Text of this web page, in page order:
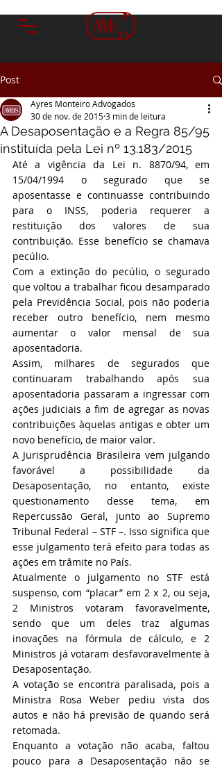
Post
A Desaposentação e a Regra 85/95
instituída pela Lei nº 13.183/2015
Ayres Monteiro Advogados
30 de nov. de 20153 min de leitura
Até a vigência da Lei n. 8870/94, em
15/04/1994 o segurado que se
aposentasse e continuasse contribuindo
para o INSS, poderia requerer a
restituição dos valores de sua
contribuição. Esse benefício se chamava
pecúlio.
Com a extinção do pecúlio, o segurado
que voltou a trabalhar ficou desamparado
pela Previdência Social, pois não poderia
receber outro benefício, nem mesmo
aumentar o valor mensal de sua
aposentadoria.
Assim, milhares de segurados que
continuaram trabalhando após sua
aposentadoria passaram a ingressar com
ações judiciais a fim de agregar as novas
contribuições àquelas antigas e obter um
novo benefício, de maior valor.
A Jurisprudência Brasileira vem julgando
favorável a possibilidade da
Desaposentação, no entanto, existe
questionamento desse tema, em
Repercussão Geral, junto ao Supremo
Tribunal Federal – STF –. Isso significa que
esse julgamento terá efeito para todas as
ações em trâmite no País.
Atualmente o julgamento no STF está
suspenso, com “placar” em 2 x 2, ou seja,
2 Ministros votaram favoravelmente,
sendo que um deles traz algumas
inovações na fórmula de cálculo, e 2
Ministros já votaram desfavoravelmente à
Desaposentação.
A votação se encontra paralisada, pois a
Ministra Rosa Weber pediu vista dos
autos e não há previsão de quando será
retomada.
Enquanto a votação não acaba, faltou
pouco para a Desaposentação não se